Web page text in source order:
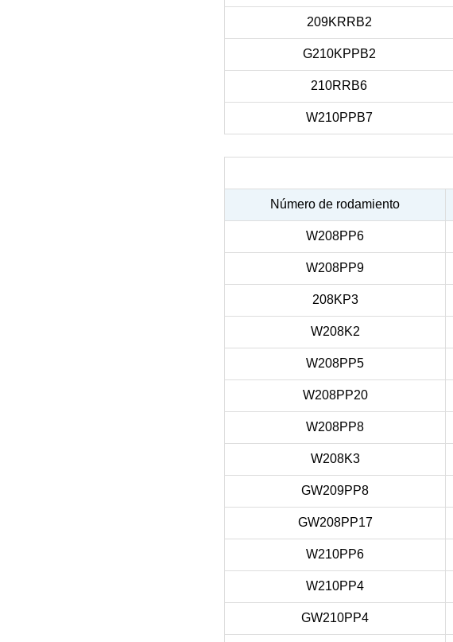
209KRRB2
G210KPPB2
210RRB6
W210PPB7
Número de rodamiento
W208PP6
W208PP9
208KP3
W208K2
W208PP5
W208PP20
W208PP8
W208K3
GW209PP8
GW208PP17
W210PP6
W210PP4
GW210PP4